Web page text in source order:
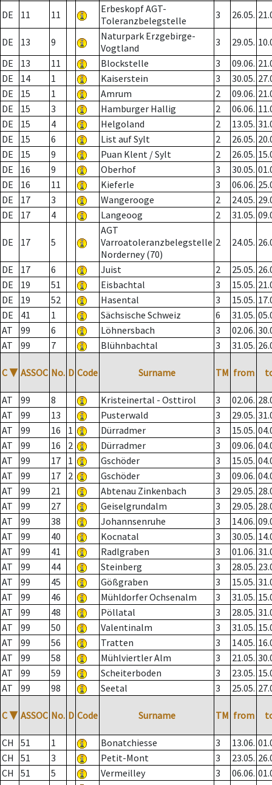
DE 11 11
Erbeskopf AGT-
Toleranzbelegstelle
3 26.05.
DE 13 9
Naturpark Erzgebirge-
Vogtland
3 29.05.
DE
13 11 Blockstelle 3 09.06.
DE
14 1 Kaiserstein 3 30.05.
DE
15 1 Amrum 2 09.06.
DE
15 3 Hamburger Hallig 2 06.06.
DE
15 4 Helgoland 2 13.05.
DE
15 6 List auf Sylt 2 26.05.
DE
15 9 Puan Klent / Sylt 2 26.05.
DE
16 9 Oberhof 3 30.05.
DE
16 11 Kieferle 3 06.06.
DE
17 3 Wangerooge 2 24.05.
DE
17 4 Langeoog 2 31.05.
DE 17 5
AGT
Varroatoleranzbelegstelle
Norderney (70)
2 24.05.
DE 17 6 Juist 2 25.05.
DE
19 51 Eisbachtal 3 15.05.
DE
19 52 Hasental 3 15.05.
DE
41 1 Sächsische Schweiz 6 31.05.
AT
99 6 Löhnersbach 3 02.06.
AT
99 7 Blühnbachtal 3 31.05.
C ▼ ASSOC No. D Code Surname TM from
AT 99 8 Kristeinertal - Osttirol 3 02.06.
AT
99 13 Pusterwald 3 29.05.
AT
99 16 1 Dürradmer 3 15.05.
AT
99 16 2 Dürradmer 3 09.06.
AT
99 17 1 Gschöder 3 15.05.
AT
99 17 2 Gschöder 3 09.06.
AT
99 21 Abtenau Zinkenbach 3 29.05.
AT
99 27 Geiselgrundalm 3 29.05.
AT
99 38 Johannsenruhe 3 14.06.
AT
99 40 Kocnatal 3 30.05.
AT
99 41 Radlgraben 3 01.06.
AT
99 44 Steinberg 3 28.05.
AT
99 45 Gößgraben 3 15.05.
AT
99 46 Mühldorfer Ochsenalm 3 31.05.
AT
99 48 Pöllatal 3 28.05.
AT
99 50 Valentinalm 3 31.05.
AT
99 56 Tratten 3 14.05.
AT
99 58 Mühlviertler Alm 3 21.05.
AT
99 59 Scheiterboden 3 23.05.
AT
99 98 Seetal 3 25.05.
C ▼ ASSOC No. D Code Surname TM from
CH 51 1 Bonatchiesse 3 13.06.
CH
51 3 Petit-Mont 3 23.05.
CH
51 5 Vermeilley 3 06.06.